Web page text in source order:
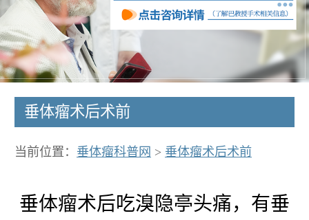
垂体瘤术后术前
当前位置： 垂体瘤科普网 > 垂体瘤术后术前
垂体瘤术后吃溴隐亭头痛，有垂